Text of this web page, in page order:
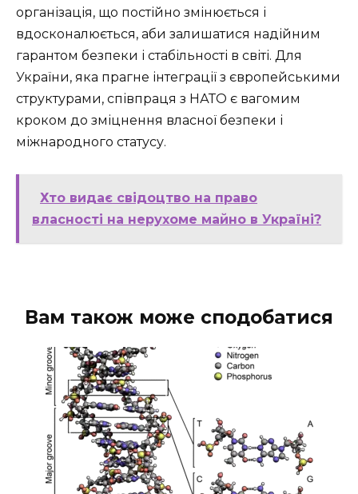
організація, що постійно змінюється і
вдосконалюється, аби залишатися надійним
гарантом безпеки і стабільності в світі. Для
України, яка прагне інтеграції з європейськими
структурами, співпраця з НАТО є вагомим
кроком до зміцнення власної безпеки і
міжнародного статусу.
Хто видає свідоцтво на право
власності на нерухоме майно в Україні?
Вам також може сподобатися